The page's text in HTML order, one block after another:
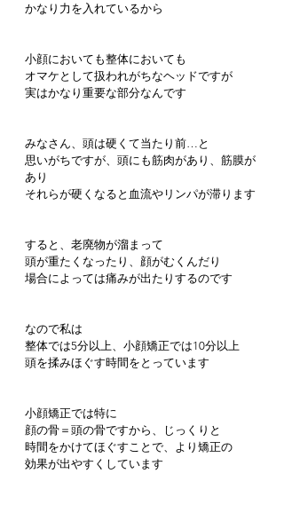
かなり力を入れているから
小顔においても整体においても
オマケとして扱われがちなヘッドですが
実はかなり重要な部分なんです
みなさん、頭は硬くて当たり前…と
思いがちですが、頭にも筋肉があり、筋膜が
あり
それらが硬くなると血流やリンパが滞ります
すると、老廃物が溜まって
頭が重たくなったり、顔がむくんだり
場合によっては痛みが出たりするのです
なので私は
整体では5分以上、小顔矯正では10分以上
頭を揉みほぐす時間をとっています
小顔矯正では特に
顔の骨＝頭の骨ですから、じっくりと
時間をかけてほぐすことで、より矯正の
効果が出やすくしています